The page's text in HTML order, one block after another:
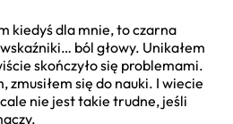
kiedyś dla mnie, to czarna
ból głowy. Unikałem
skończyło się problemami.
zmusiłem się do nauki. I wiecie
nie jest takie trudne, jeśli